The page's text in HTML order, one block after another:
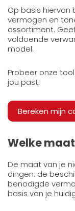
Op basis
vermogen en
assortiment.
voldoende
model.
Probeer onze
jou past!
Bereken mijn
Welke
De maat van je
dingen: de
benodigde
basis van je